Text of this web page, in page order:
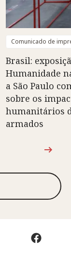
Comunicado de
Brasil:
Humanidade
a São Paulo
sobre os
humanitários
armados